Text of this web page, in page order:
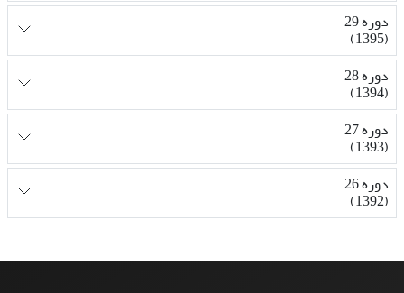
دوره 29
(1395)
دوره 28
(1394)
دوره 27
(1393)
دوره 26
(1392)